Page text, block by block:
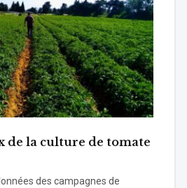
de la culture de tomate
des campagnes de